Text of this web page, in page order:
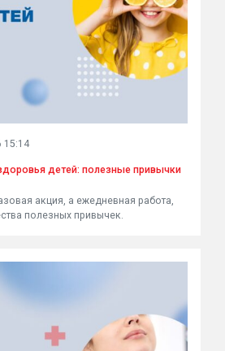
15:14
детей: полезные привычки
акция, а ежедневная работа,
полезных привычек.